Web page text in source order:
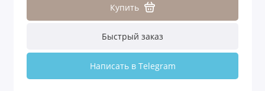
Купить
Быстрый заказ
Написать в Telegram